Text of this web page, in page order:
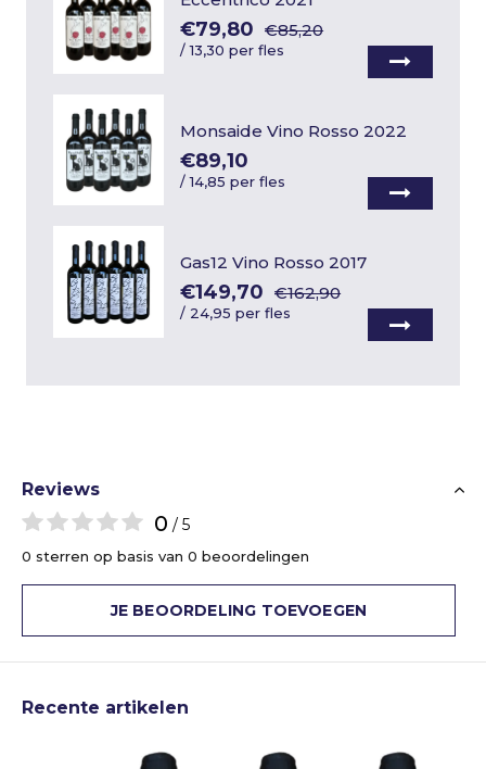
€79,80 €85,20
/13,30 per fles
Monsaide Vino Rosso 2022
€89,10
/14,85 per fles
Gas12 Vino Rosso 2017
€149,70 €162,90
/ 24,95 per fles
Reviews
0 / 5
0 sterren op basis van 0 beoordelingen
JE BEOORDELING TOEVOEGEN
Recente artikelen